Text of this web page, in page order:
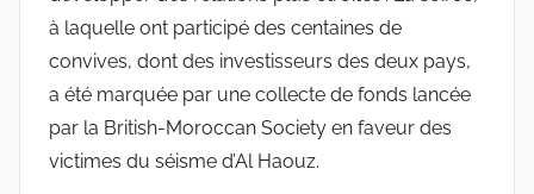
à laquelle ont participé des centaines de
convives, dont des investisseurs des deux pays,
a été marquée par une collecte de fonds lancée
par la British-Moroccan Society en faveur des
victimes du séisme d’Al Haouz.